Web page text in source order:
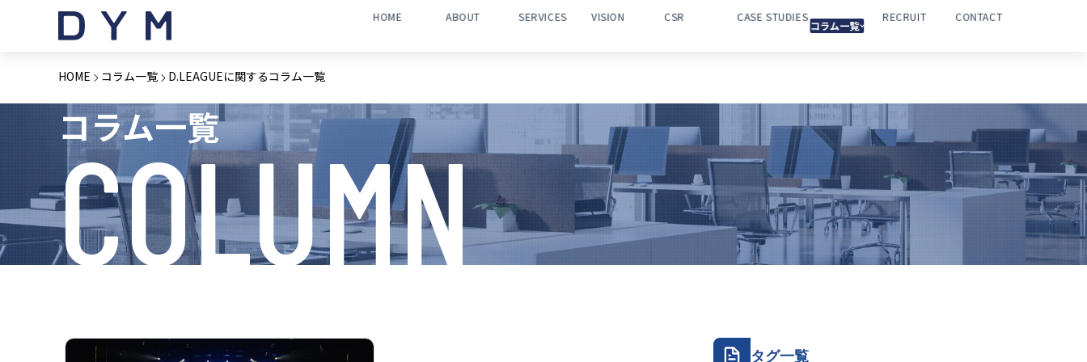
HOME ABOUT SERVICES VISION CSR CASE STUDIES
コラム一覧
RECRUIT CONTACT
HOME コラム一覧 D.LEAGUEに関するコラム一覧
コラム一覧
COLUMN
タグ一覧